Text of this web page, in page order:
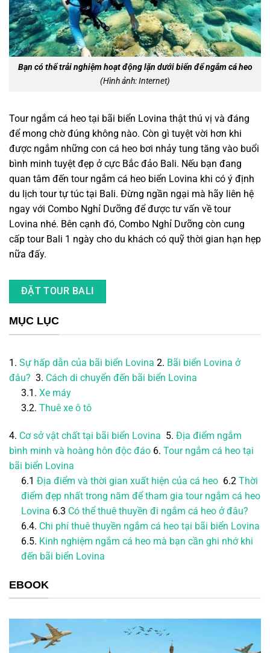
Bạn có thể trải nghiệm hoạt động lặn dưới biển để ngắm cá heo
(Hình ảnh: Internet)
Tour ngắm cá heo tại bãi biển Lovina thật thú vị và đáng
để mong chờ đúng không nào. Còn gì tuyệt vời hơn khi
được ngắm những con cá heo bơi nhảy tung tăng vào buổi
bình minh tuyệt đẹp ở cực Bắc đảo Bali. Nếu bạn đang
quan tâm đến tour ngắm cá heo biển Lovina khi có ý định
du lịch tour tự túc tại Bali. Đừng ngần ngại mà hãy liên hệ
ngay với Combo Nghỉ Dưỡng để được tư vấn về tour
Lovina nhé. Bên cạnh đó, Combo Nghỉ Dưỡng còn cung
cấp tour Bali 1 ngày cho du khách có quỹ thời gian hạn hẹp
nữa đấy.
ĐẶT TOUR BALI
MỤC LỤC
1. Sự hấp dẫn của bãi biển Lovina 2. Bãi biển Lovina ở
đâu? 3. Cách di chuyển đến bãi biển Lovina
3.1. Xe máy
3.2. Thuê xe ô tô
4. Cơ sở vật chất tại bãi biển Lovina 5. Địa điểm ngắm
bình minh và hoàng hôn độc đáo 6. Tour ngắm cá heo tại
bãi biển Lovina
6.1 Địa điểm và thời gian xuất hiện của cá heo 6.2 Thời
điểm đẹp nhất trong năm để tham gia tour ngắm cá heo
Lovina 6.3 Có thể thuê thuyền đi ngắm cá heo ở đâu?
6.4. Chi phí thuê thuyền ngắm cá heo tại bãi biển Lovina
6.5. Kinh nghiệm ngắm cá heo mà bạn cần ghi nhớ khi
đến bãi biển Lovina
EBOOK